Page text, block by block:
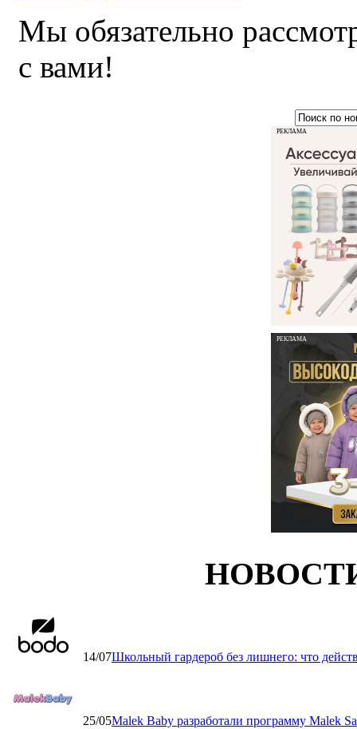
Мы обязательно
с вами!
РЕКЛАМА
РЕКЛАМА
14/07Школьный гардероб без лишнего: что
25/05Malek Baby разработали программу Malek